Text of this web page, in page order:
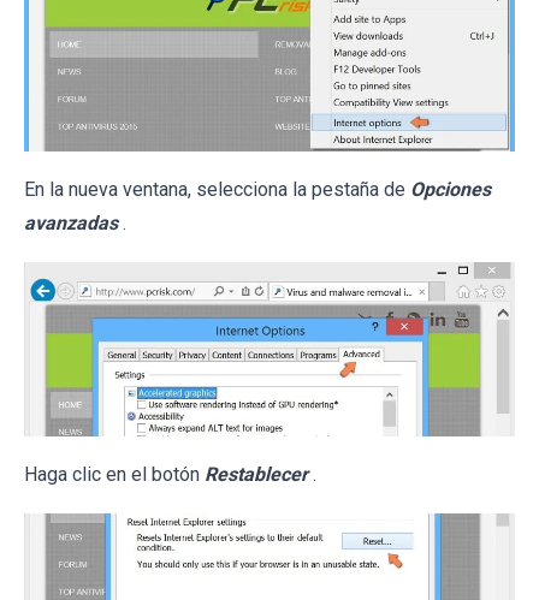
En la nueva ventana, selecciona la pestaña de Opciones
avanzadas .
Haga clic en el botón Restablecer .